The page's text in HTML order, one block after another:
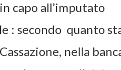
in capo all’imputato
: secondo quanto
nella